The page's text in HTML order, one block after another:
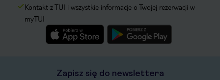
Kontakt z TUI i wszystkie informacje o Twojej rezerwacji w
myTUI
Zapisz się do newslettera